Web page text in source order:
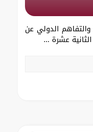
الدولي عن
عشرة ...